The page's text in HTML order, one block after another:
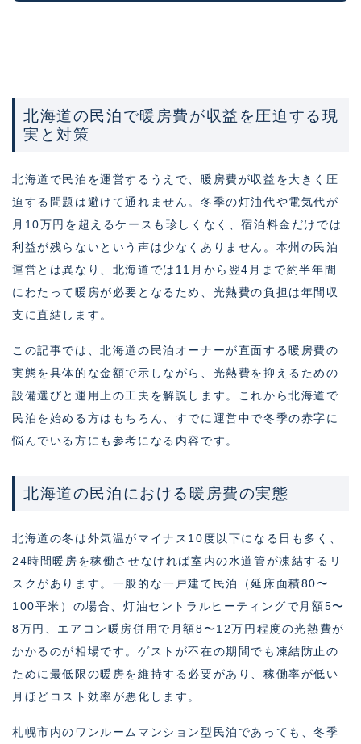
北海道の民泊で暖房費が収益を圧迫する現
実と対策
北海道で民泊を運営するうえで、暖房費が収益を大きく圧
迫する問題は避けて通れません。冬季の灯油代や電気代が
月10万円を超えるケースも珍しくなく、宿泊料金だけでは
利益が残らないという声は少なくありません。本州の民泊
運営とは異なり、北海道では11月から翌4月まで約半年間
にわたって暖房が必要となるため、光熱費の負担は年間収
支に直結します。
この記事では、北海道の民泊オーナーが直面する暖房費の
実態を具体的な金額で示しながら、光熱費を抑えるための
設備選びと運用上の工夫を解説します。これから北海道で
民泊を始める方はもちろん、すでに運営中で冬季の赤字に
悩んでいる方にも参考になる内容です。
北海道の民泊における暖房費の実態
北海道の冬は外気温がマイナス10度以下になる日も多く、
24時間暖房を稼働させなければ室内の水道管が凍結するリ
スクがあります。一般的な一戸建て民泊（延床面積80〜
100平米）の場合、灯油セントラルヒーティングで月額5〜
8万円、エアコン暖房併用で月額8〜12万円程度の光熱費が
かかるのが相場です。ゲストが不在の期間でも凍結防止の
ために最低限の暖房を維持する必要があり、稼働率が低い
月ほどコスト効率が悪化します。
札幌市内のワンルームマンション型民泊であっても、冬季